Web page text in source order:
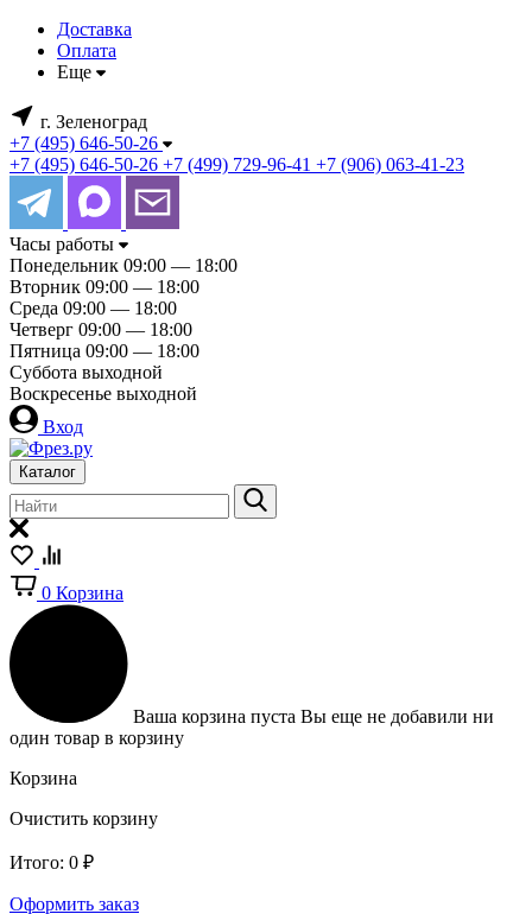
Доставка
Оплата
Еще
г. Зеленоград
+7 (495) 646-50-26
+7 (495) 646-50-26 +7 (499) 729-96-41 +7 (906) 063-41-23
Часы работы
Понедельник 09:00 — 18:00
Вторник 09:00 — 18:00
Среда 09:00 — 18:00
Четверг 09:00 — 18:00
Пятница 09:00 — 18:00
Суббота выходной
Воскресенье выходной
Вход
Каталог
0 Корзина
Ваша корзина пуста Вы еще не добавили ни
один товар в корзину
Корзина
Очистить корзину
Итого: 0 ₽
Оформить заказ